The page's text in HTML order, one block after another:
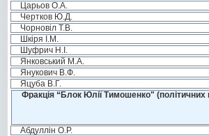
Царьов О.А.
Чертков Ю.Д.
Чорновіл Т.В.
Шкіря І.М.
Шуфрич Н.І.
Янковський М.А.
Янукович В.Ф.
Яцуба В.Г.
Фракція “Блок Юлії Тимошенко" (політичних
Абдуллін О.Р.